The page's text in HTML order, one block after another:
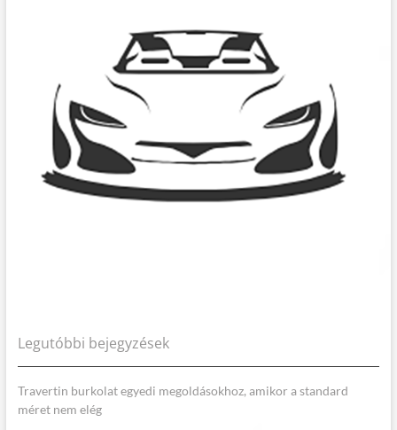
Legutóbbi bejegyzések
Travertin burkolat egyedi megoldásokhoz, amikor a standard
méret nem elég